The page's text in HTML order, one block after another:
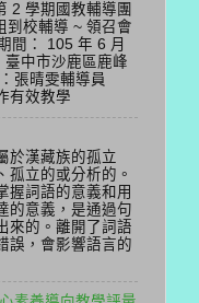
2 學期國教輔導團
到校輔導 ~ 領召會
間： 105 年 6 月
中市沙鹿區鹿峰
張晴雯輔導員
有效教學
於漢藏族的孤立
孤立的或分析的。
握詞語的意義和用
的意義，是通過句
來的。離開了詞語
誤，會影響語言的